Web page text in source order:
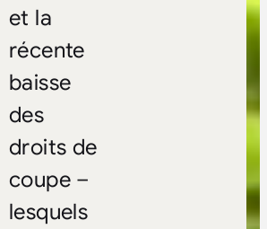
et la
récente
baisse
des
droits de
coupe –
lesquels